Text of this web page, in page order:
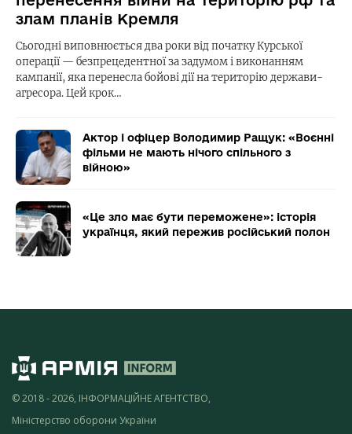
злам планів Кремля
Сьогодні виповнюється два роки від початку Курської
операції — безпрецедентної за задумом і виконанням
кампанії, яка перенесла бойові дії на територію держави-
агресора. Цей крок…
Актор і офіцер Володимир Ращук: «Воєнні
фільми не мають нічого спільного з
війною»
«Це зло має бути переможене»: історія
українця, який пережив російський полон
© 2018 - 2026, ІНФОРМАЦІЙНЕ АГЕНТСТВО,
Міністерство оборони України